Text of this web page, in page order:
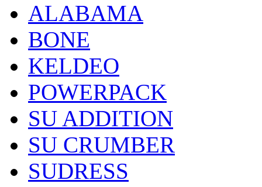
ALABAMA
BONE
KELDEO
POWERPACK
SU ADDITION
SU CRUMBER
SUDRESS